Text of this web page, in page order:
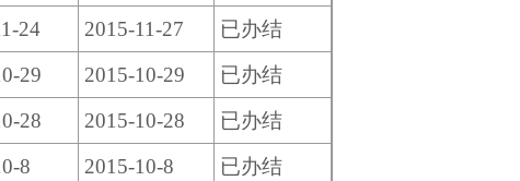
24 2015-11-27
已办结
29 2015-10-29
已办结
28 2015-10-28
已办结
8 2015-10-8
已办结